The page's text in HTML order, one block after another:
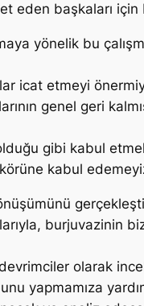
eden başkaları
yönelik bu
icat etmeyi
genel geri
gibi kabul
kabul
burjuvazinin
olarak
yapmamıza